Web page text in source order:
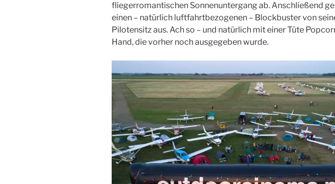
fliegerromantischen Sonnenuntergang ab. Anschließend
einen – natürlich luftfahrtbezogenen – Blockbuster von
Pilotensitz aus. Ach so – und natürlich mit einer Tüte
Hand, die vorher noch ausgegeben wurde.